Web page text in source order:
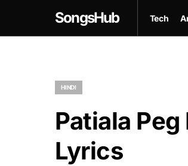
SongsHub Tech
HINDI
Patiala
Lyrics